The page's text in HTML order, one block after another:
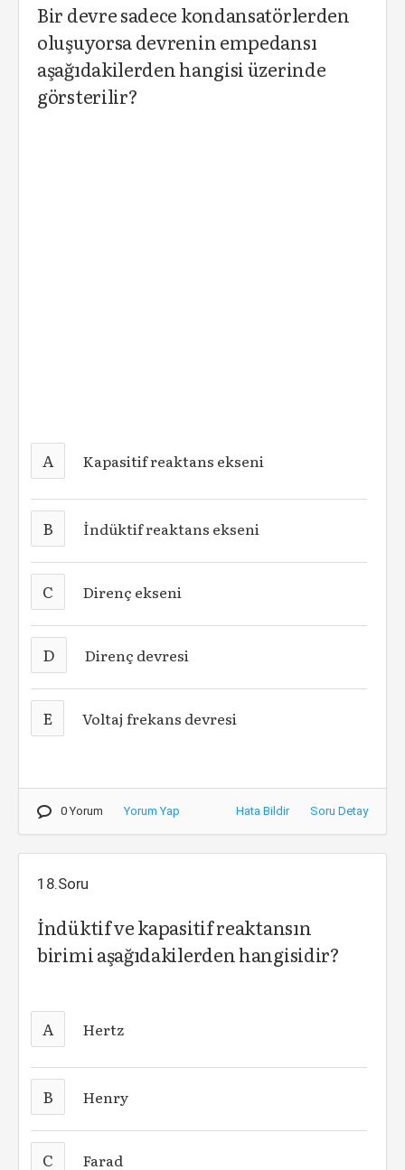
Bir devre sadece kondansatörlerden
oluşuyorsa devrenin empedansı
aşağıdakilerden hangisi üzerinde
görsterilir?
A Kapasitif reaktans ekseni
B İndüktif reaktans ekseni
C Direnç ekseni
D Direnç devresi
E Voltaj frekans devresi
0 Yorum Yorum Yap Hata Bildir Soru Detay
18.Soru
İndüktif ve kapasitif reaktansın
birimi aşağıdakilerden hangisidir?
A Hertz
B Henry
C Farad